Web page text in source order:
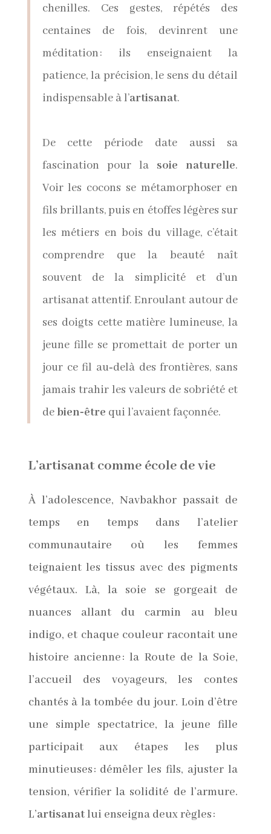
chenilles. Ces gestes, répétés des
centaines de fois, devinrent une
méditation : ils enseignaient la
patience, la précision, le sens du détail
indispensable à l’artisanat.
De cette période date aussi sa
fascination pour la soie naturelle.
Voir les cocons se métamorphoser en
fils brillants, puis en étoffes légères sur
les métiers en bois du village, c’était
comprendre que la beauté naît
souvent de la simplicité et d’un
artisanat attentif. Enroulant autour de
ses doigts cette matière lumineuse, la
jeune fille se promettait de porter un
jour ce fil au‑delà des frontières, sans
jamais trahir les valeurs de sobriété et
de bien‑être qui l’avaient façonnée.
L’artisanat comme école de vie
À l’adolescence, Navbakhor passait de
temps en temps dans l’atelier
communautaire où les femmes
teignaient les tissus avec des pigments
végétaux. Là, la soie se gorgeait de
nuances allant du carmin au bleu
indigo, et chaque couleur racontait une
histoire ancienne : la Route de la Soie,
l’accueil des voyageurs, les contes
chantés à la tombée du jour. Loin d’être
une simple spectatrice, la jeune fille
participait aux étapes les plus
minutieuses : démêler les fils, ajuster la
tension, vérifier la solidité de l’armure.
L’artisanatlui enseigna deux règles :